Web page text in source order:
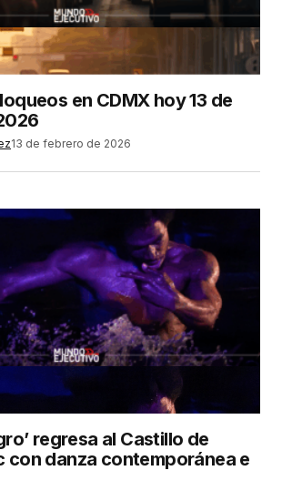
en CDMX hoy 13 de
13 de febrero de 2026
regresa al Castillo de
con danza contemporánea e